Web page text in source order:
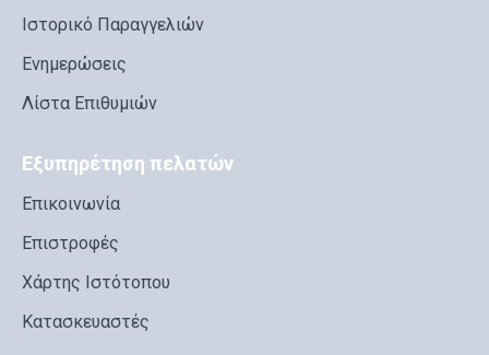
Ιστορικό Παραγγελιών
Ενημερώσεις
Λίστα Επιθυμιών
Εξυπηρέτηση πελατών
Επικοινωνία
Επιστροφές
Χάρτης Ιστότοπου
Κατασκευαστές